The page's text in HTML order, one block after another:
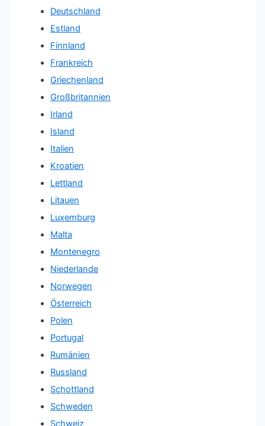
Deutschland
Estland
Finnland
Frankreich
Griechenland
Großbritannien
Irland
Island
Italien
Kroatien
Lettland
Litauen
Luxemburg
Malta
Montenegro
Niederlande
Norwegen
Österreich
Polen
Portugal
Rumänien
Russland
Schottland
Schweden
Schweiz